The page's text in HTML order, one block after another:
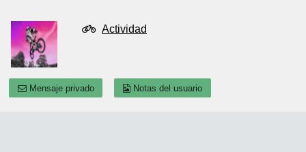
Actividad
Mensaje privado Notas del usuario